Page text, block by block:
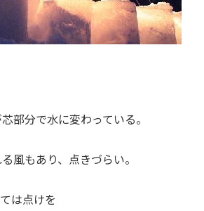
部分で水に変わっている。
風もあり、点きづらい。
は点けを